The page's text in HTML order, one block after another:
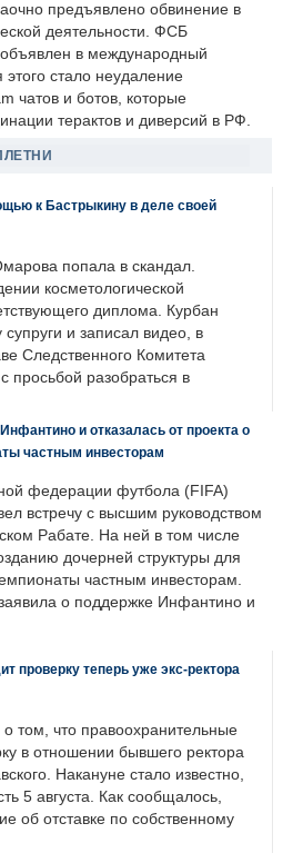
предъявлено обвинение в
деятельности. ФСБ
в международный
стало неудаление
чатов и ботов, которые
терактов и диверсий в РФ.
к Бастрыкину в деле своей
попала в скандал.
косметологической
диплома. Курбан
и записал видео, в
Следственного Комитета
просьбой разобраться в
и отказалась от проекта о
частным инвесторам
федерации футбола (FIFA)
встречу с высшим руководством
Рабате. На ней в том числе
дочерней структуры для
частным инвесторам.
о поддержке Инфантино и
проверку теперь уже экс-ректора
том, что правоохранительные
в отношении бывшего ректора
Накануне стало известно,
5 августа. Как сообщалось,
об отставке по собственному